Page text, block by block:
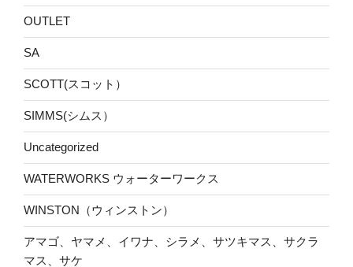
OUTLET
SA
SCOTT(スコット）
SIMMS(シムス）
Uncategorized
WATERWORKS ウォーターワークス
WINSTON（ウィンストン）
アマゴ、ヤマメ、イワナ、シラメ、サツキマス、サクラ
マス、サケ